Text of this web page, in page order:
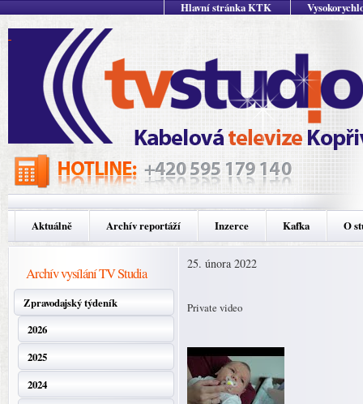
Hlavní stránka KTK
Aktuálně Archív reportáží Inzerce Kafka O
Archív vysílání TV Studia
Zpravodajský týdeník
2026
2025
2024
25. února 2022
Private video